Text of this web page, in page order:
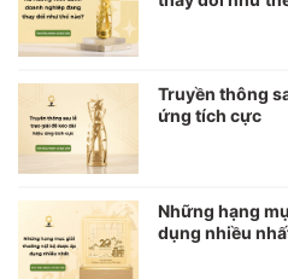
Truyền thông
ứng tích cực
Những hạng
dụng nhiều